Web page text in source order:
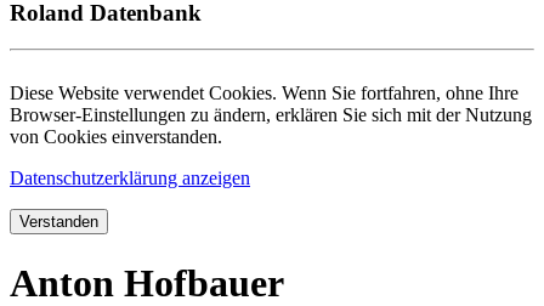
Roland Datenbank
Diese Website verwendet Cookies. Wenn Sie fortfahren, ohne Ihre
Browser-Einstellungen zu ändern, erklären Sie sich mit der Nutzung
von Cookies einverstanden.
Datenschutzerklärung anzeigen
Verstanden
Anton Hofbauer